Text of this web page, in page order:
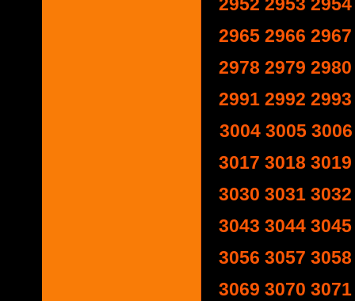
2965 2966 2967
2978 2979 2980
2991 2992 2993
3004 3005 3006
3017 3018 3019
3030 3031 3032
3043 3044 3045
3056 3057 3058
3069 3070 3071